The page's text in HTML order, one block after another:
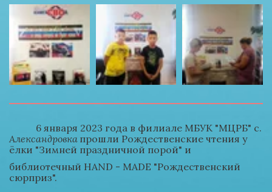
Александровка прошли Рождественские чтения у
ëлки "Зимней праздничной порой" и
библиотечный HAND - MADE "Рождественский
сюрприз".